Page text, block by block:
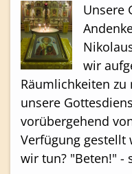
Unsere
wir
Räumlichkeiten
unsere
vorübergehend
Verfügung gestellt
wir tun? "Beten!" -